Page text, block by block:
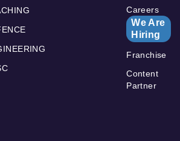
Careers
We Are
Hiring
Franchise
Content
Partner